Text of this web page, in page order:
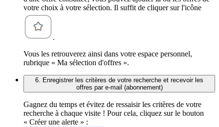
votre choix à votre sélection. Il suffit de cliquer sur l'icône
.
Vous les retrouverez ainsi dans votre espace personnel,
rubrique « Ma sélection d'offres ».
6. Enregistrer les critères de votre recherche et recevoir les
offres par e-mail (abonnement)
Gagnez du temps et évitez de ressaisir les critères de votre
recherche à chaque visite ! Pour cela, cliquez sur le bouton
« Créer une alerte » :